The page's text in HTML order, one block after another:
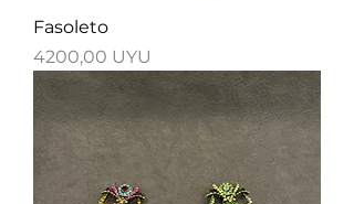
Fasoleto
Precio
4200,00 UYU